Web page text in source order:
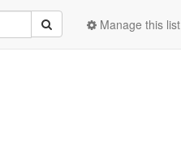
Manage this list